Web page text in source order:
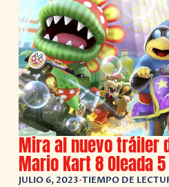
Mira al nuevo tráiler
Mario Kart 8 Oleada 5
JULIO 6, 2023•TIEMPO DE